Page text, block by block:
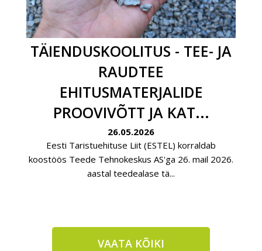
TÄIENDUSKOOLITUS - TEE- JA
RAUDTEE
EHITUSMATERJALIDE
PROOVIVÕTT JA KAT...
26.05.2026
Eesti Taristuehituse Liit (ESTEL) korraldab
koostöös Teede Tehnokeskus AS'ga 26. mail 2026.
aastal teedealase tä...
VAATA KÕIKI